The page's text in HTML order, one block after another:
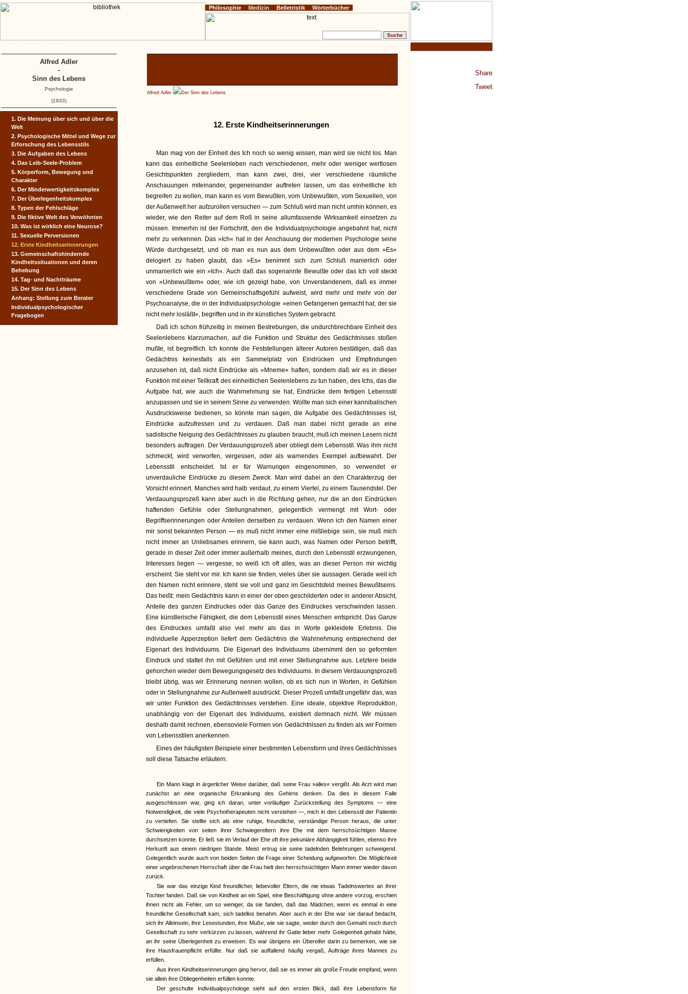
Share
Tweet
Alfred Adler Der Sinn des Lebens
12. Erste Kindheitserinnerungen
Man mag von der Einheit des Ich noch so wenig wissen, man wird sie nicht los. Man
kann das einheitliche Seelenleben nach verschiedenen, mehr oder weniger wertlosen
Gesichtspunkten zergliedern, man kann zwei, drei, vier verschiedene räumliche
Anschauungen miteinander, gegeneinander auftreten lassen, um das einheitliche Ich
begreifen zu wollen, man kann es vom Bewußten, vom Unbewußten, vom Sexuellen, von
der Außenwelt her aufzurollen versuchen — zum Schluß wird man nicht umhin können, es
wieder, wie den Reiter auf dem Roß in seine allumfassende Wirksamkeit einsetzen zu
müssen. Immerhin ist der Fortschritt, den die Individual­psychologie angebahnt hat, nicht
mehr zu verkennen. Das »Ich« hat in der Anschauung der modernen Psychologie seine
Würde durchgesetzt, und ob man es nun aus dem Unbewußten oder aus dem »Es«
delogiert zu haben glaubt, das »Es« benimmt sich zum Schluß manierlich oder
unmanierlich wie ein »Ich«. Auch daß das sogenannte Bewußte oder das Ich voll steckt
von »Unbewußtem« oder, wie ich gezeigt habe, von Unverstandenem, daß es immer
verschiedene Grade von Gemeinschaftsgefühl aufweist, wird mehr und mehr von der
Psychoanalyse, die in der Individualpsychologie »einen Gefangenen gemacht hat, der sie
nicht mehr losläßt«, begriffen und in ihr künstliches System gebracht.
Daß ich schon frühzeitig in meinen Bestrebungen, die undurchbrechbare Einheit des
Seelenlebens klarzumachen, auf die Funktion und Struktur des Gedächtnisses stoßen
mußte, ist begreiflich. Ich konnte die Feststellungen älterer Autoren bestätigen, daß das
Gedächtnis keinesfalls als ein Sammelplatz von Eindrücken und Empfindungen
anzusehen ist, daß nicht Eindrücke als »Mneme« haften, sondern daß wir es in dieser
Funktion mit einer Teilkraft des einheitlichen Seelenlebens zu tun haben, des Ichs, das die
Aufgabe hat, wie auch die Wahrnehmung sie hat, Eindrücke dem fertigen Lebensstil
anzupassen und sie in seinem Sinne zu verwenden. Wollte man sich einer kannibalischen
Ausdrucksweise bedienen, so könnte man sagen, die Aufgabe des Gedächtnisses ist,
Eindrücke aufzufressen und zu verdauen. Daß man dabei nicht gerade an eine
sadistische Neigung des Gedächtnisses zu glauben braucht, muß ich meinen Lesern nicht
besonders auftragen. Der Verdauungsprozeß aber obliegt dem Lebensstil. Was ihm nicht
schmeckt, wird verworfen, vergessen, oder als warnendes Exempel aufbewahrt. Der
Lebensstil entscheidet. Ist er für Warnungen eingenommen, so verwendet er
unverdauliche Eindrücke zu diesem Zweck. Man wird dabei an den Charakterzug der
Vorsicht erinnert. Manches wird halb verdaut, zu einem Viertel, zu einem Tausendstel. Der
Verdauungsprozeß kann aber auch in die Richtung gehen, nur die an den Eindrücken
haftenden Gefühle oder Stellungnahmen, gelegentlich vermengt mit Wort- oder
Begriffserinnerungen oder Anteilen derselben zu verdauen. Wenn ich den Namen einer
mir sonst bekannten Person — es muß nicht immer eine mißliebige sein, sie muß mich
nicht immer an Unliebsames erinnern, sie kann auch, was Namen oder Person betrifft,
gerade in dieser Zeit oder immer außerhalb meines, durch den Lebensstil erzwungenen,
Interesses liegen — vergesse, so weiß ich oft alles, was an dieser Person mir wichtig
erscheint. Sie steht vor mir. Ich kann sie finden, vieles über sie aussagen. Gerade weil ich
den Namen nicht erinnere, steht sie voll und ganz im Gesichtsfeld meines Bewußtseins.
Das heißt: mein Gedächtnis kann in einer der oben geschilderten oder in anderer Absicht,
Anteile des ganzen Eindruckes oder das Ganze des Eindruckes verschwinden lassen.
Eine künstlerische Fähigkeit, die dem Lebensstil eines Menschen entspricht. Das Ganze
des Eindruckes umfaßt also viel mehr als das in Worte gekleidete Erlebnis. Die
individuelle Apperzeption liefert dem Gedächtnis die Wahrnehmung entsprechend der
Eigenart des Individuums. Die Eigenart des Individuums übernimmt den so geformten
Eindruck und stattet ihn mit Gefühlen und mit einer Stellungnahme aus. Letztere beide
gehorchen wieder dem Bewegungsgesetz des Individuums. In diesem Verdauungsprozeß
bleibt übrig, was wir Erinnerung nennen wollen, ob es sich nun in Worten, in Gefühlen
oder in Stellungnahme zur Außenwelt ausdrückt. Dieser Prozeß umfaßt ungefähr das, was
wir unter Funktion des Gedächtnisses verstehen. Eine ideale, objektive Reproduktion,
unabhängig von der Eigenart des Individuums, existiert demnach nicht. Wir müssen
deshalb damit rechnen, ebensoviele Formen von Gedächtnissen zu finden als wir Formen
von Lebensstilen anerkennen.
Eines der häufigsten Beispiele einer bestimmten Lebensform und ihres Gedächtnisses
soll diese Tatsache erläutern.
Ein Mann klagt in ärgerlicher Weise darüber, daß seine Frau »alles« vergißt. Als Arzt wird man
zunächst an eine organische Erkrankung des Gehirns denken. Da dies in diesem Falle
ausgeschlossen war, ging ich daran, unter vorläufiger Zurückstellung des Symptoms — eine
Notwendigkeit, die viele Psychotherapeuten nicht verstehen —, mich in den Lebensstil der Patientin
zu vertiefen. Sie stellte sich als eine ruhige, freundliche, verständige Person heraus, die unter
Schwierigkeiten von seiten ihrer Schwiegereltern ihre Ehe mit dem herrschsüchtigen Manne
durchsetzen konnte. Er ließ sie im Verlauf der Ehe oft ihre pekuniäre Abhängigkeit fühlen, ebenso ihre
Herkunft aus einem niedrigen Stande. Meist ertrug sie seine tadelnden Belehrungen schweigend.
Gelegentlich wurde auch von beiden Seiten die Frage einer Scheidung aufgeworfen. Die Möglichkeit
einer ungebrochenen Herrschaft über die Frau hielt den herrschsüchtigen Mann immer wieder davon
zurück.
Sie war das einzige Kind freundlicher, liebevoller Eltern, die nie etwas Tadelnswertes an ihrer
Tochter fanden. Daß sie von Kindheit an ein Spiel, eine Beschäftigung ohne andere vorzog, erschien
ihnen nicht als Fehler, um so weniger, da sie fanden, daß das Mädchen, wenn es einmal in eine
freundliche Gesellschaft kam, sich tadellos benahm. Aber auch in der Ehe war sie darauf bedacht,
sich ihr Alleinsein, ihre Lesestunden, ihre Muße, wie sie sagte, weder durch den Gemahl noch durch
Gesellschaft zu sehr verkürzen zu lassen, während ihr Gatte lieber mehr Gelegenheit gehabt hätte,
an ihr seine Überlegenheit zu erweisen. Es war übrigens ein Übereifer darin zu bemerken, wie sie
ihre Hausfrauenpflicht erfüllte. Nur daß sie auffallend häufig vergaß, Aufträge ihres Mannes zu
erfüllen.
Aus ihren Kindheitserinnerungen ging hervor, daß sie es immer als große Freude empfand, wenn
sie allein ihre Obliegenheiten erfüllen konnte.
Der geschulte Individualpsychologe sieht auf den ersten Blick, daß ihre Lebensform für
1. Die Meinung über sich und über die
Welt
2. Psychologische Mittel und Wege zur
Erforschung des Lebensstils
3. Die Aufgaben des Lebens
4. Das Leib-Seele-Problem
5. Körperform, Bewegung und
Charakter
6. Der Minderwertigkeits­komplex
7. Der Überlegenheitskomplex
8. Typen der Fehlschläge
9. Die fiktive Welt des Verwöhnten
10. Was ist wirklich eine Neurose?
11. Sexuelle Perversionen
12. Erste Kindheitserinne­rungen
13. Gemeinschaftshindernde
Kindheitssituationen und deren
Behebung
14. Tag- und Nachtträume
15. Der Sinn des Lebens
Anhang: Stellung zum Berater
Individualpsychologischer
Fragebogen
Philosophie Medizin Belletristik Wörterbücher
Alfred Adler
-
Sinn des Lebens
Psychologie
(1933)